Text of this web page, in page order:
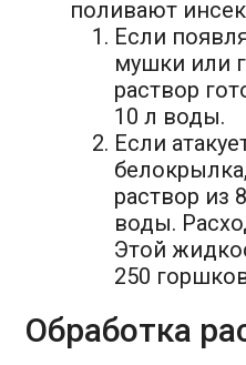
поливают
Если
мушки или
раствор
10 л воды.
Если
раствор из
воды.
Этой
250
Обработка